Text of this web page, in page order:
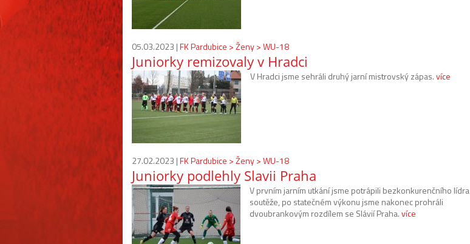
05.03.2023 |FK Pardubice > Ženy > WU-18
Juniorky remizovaly v Hradci
V Hradci jsme sehráli druhý jarní mistrovský zápas.více
27.02.2023 |FK Pardubice > Ženy > WU-18
Juniorky podlehly Slavii Praha
V prvním jarním utkání jsme potrápili bezkonkurenčního lídra
soutěže, po statečném výkonu jsme nakonec prohráli
dvoubrankovým rozdílem se Slávií Praha.více